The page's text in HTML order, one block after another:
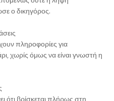
ο δικηγόρος.
πληροφορίες για
χωρίς όμως να είναι γνωστή η